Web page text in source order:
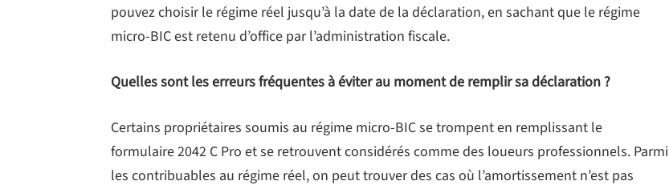
pouvez choisir le régime réel jusqu’à la date de la déclaration, en sachant que le régime
micro-BIC est retenu d’office par l’administration fiscale.
Quelles sont les erreurs fréquentes à éviter au moment de remplir sa déclaration ?
Certains propriétaires soumis au régime micro-BIC se trompent en remplissant le
formulaire 2042 C Pro et se retrouvent considérés comme des loueurs professionnels. Parmi
les contribuables au régime réel, on peut trouver des cas où l’amortissement n’est pas